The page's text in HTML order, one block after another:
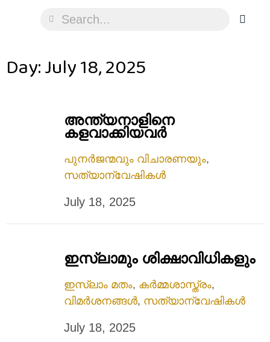
Day: July 18, 2025
അന്ത്യനാളിനെ
കളവാക്കിയവർ
പുനർജന്മവും വിചാരണയും,
സത്യാന്വേഷികൾ
July 18, 2025
ഇസ്‌ലാമും ശിക്ഷാവിധികളും
ഇസ്ലാം മതം, കർമ്മശാസ്ത്രം,
വിമർശനങ്ങൾ, സത്യാന്വേഷികൾ
July 18, 2025